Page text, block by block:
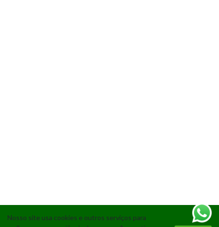
Nosso site usa cookies e outros serviços para